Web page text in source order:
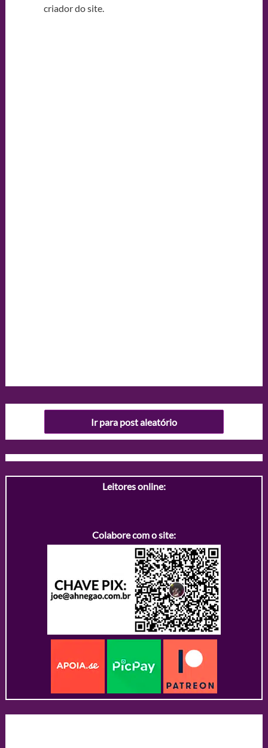
criador do site.
Ir para post aleatório
Leitores online:
Colabore com o site: